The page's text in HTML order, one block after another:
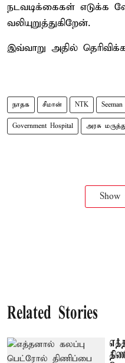
நடவடிக்கைகள் எடுக்க
வலியுறுத்துகிறேன்.
இவ்வாறு அதில்
நாதக சீமான் NTK Seeman
Government Hospital அரசு
Show
Related Stories